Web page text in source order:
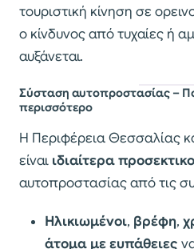
τουριστική κίνηση σε
ο κίνδυνος από τυχαίες ή
αυξάνεται.
Σύσταση αυτοπροστασίας –
περισσότερο
Η Περιφέρεια Θεσσαλίας
είναι ιδιαίτερα
αυτοπροστασίας από τις
Ηλικιωμένοι, βρέφη,
άτομα με ευπάθειες